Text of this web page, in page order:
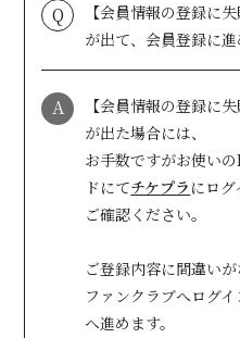
VIDEO
MOVIE
RADIO
NOTE
Q
【会員情報の登録に
が出て、会員登録に進
A
【会員情報の登録に
が出た場合には、
お手数ですがお使い
ドにてチケプラ にロ
ご確認ください。
ご登録内容に間違い
ファンクラブへログ
へ進めます。